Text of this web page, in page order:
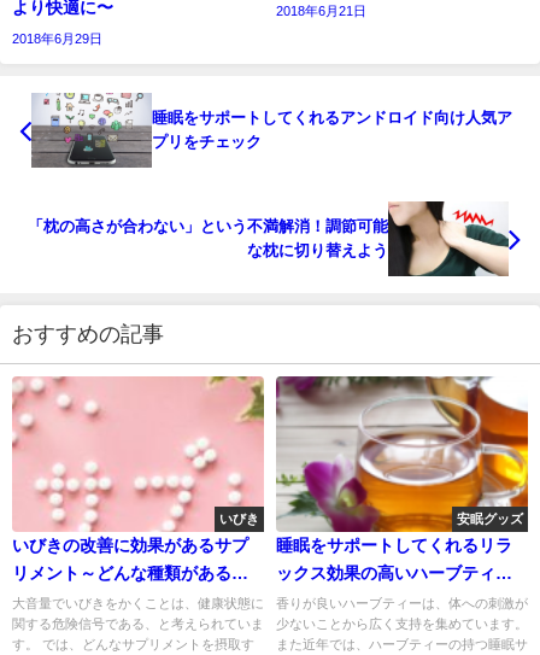
より快適に〜
2018年6月29日
2018年6月21日
睡眠をサポートしてくれるアンドロイド向け人気ア
プリをチェック
「枕の高さが合わない」という不満解消！調節可能
な枕に切り替えよう
おすすめの記事
いびき
いびきの改善に効果があるサプ
リメント～どんな種類がある
の？～
大音量でいびきをかくことは、健康状態に
関する危険信号である、と考えられていま
す。 では、どんなサプリメントを摂取す
安眠グッズ
睡眠をサポートしてくれるリラ
ックス効果の高いハーブティー
はこれだ
香りが良いハーブティーは、体への刺激が
少ないことから広く支持を集めています。
また近年では、ハーブティーの持つ睡眠サ